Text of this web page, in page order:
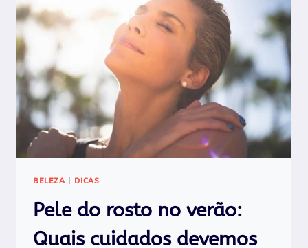
ROTINA
CUIDADOS?
BELEZA| DICAS
Pele do rosto no verão:
Quais cuidados devemos